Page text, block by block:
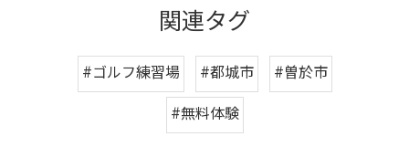
関連タグ
#ゴルフ練習場 #都城市
#曽於市
#無料体験